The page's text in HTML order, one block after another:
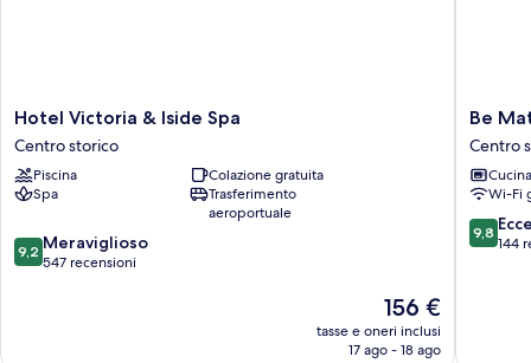
Hotel
Victoria
&
Iside
Spa
storico
Hotel Victoria & Iside Spa
Centro storico
Piscina
Colazione gratuita
Spa
Trasferimento
aeroportuale
9.2
su
9,2 Meraviglioso
547 recensioni
Il
prezzo
attuale
156 €
tasse e oneri inclusi
17 ago - 18 ago
Be
Mate
Torino
Centro
Centro
storico
Be
Centro
Cucina
Wi-Fi
9.8
su
9,8
144